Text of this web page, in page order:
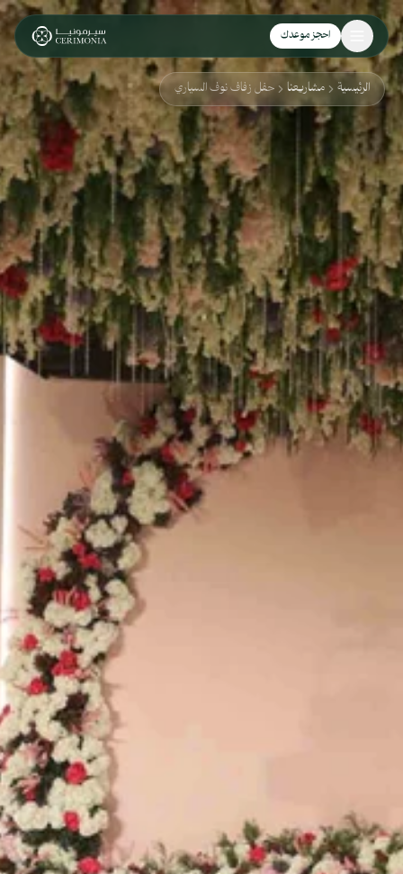
انتقل إلى المحتوى الرئيسي
احجز موعدك
الرئيسية مشاريعنا حفل زفاف نوف السياري